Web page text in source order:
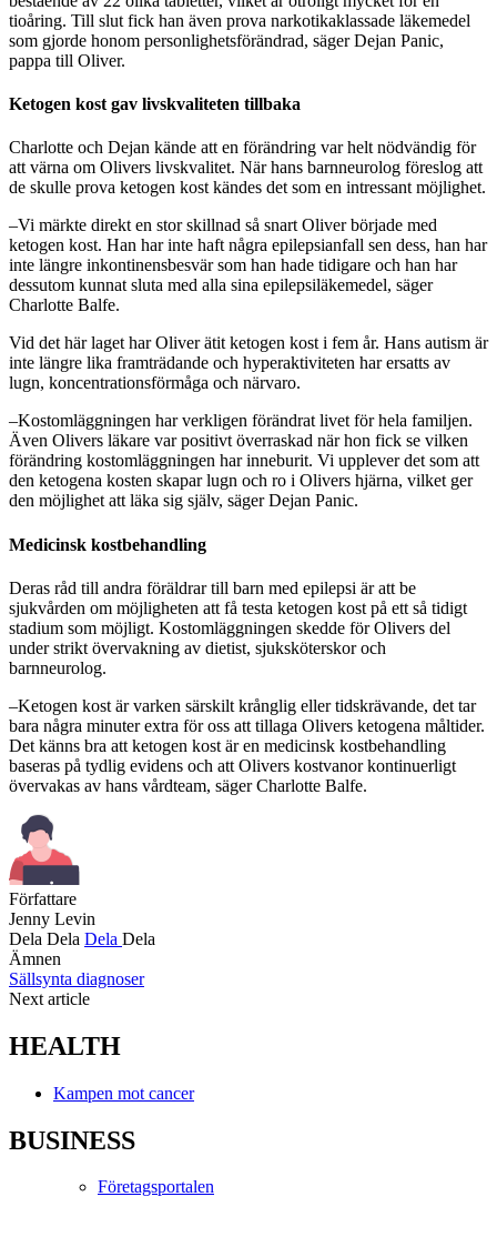
tioåring. Till slut fick han även prova narkotikaklassade läkemedel
som gjorde honom personlighetsförändrad, säger Dejan Panic,
pappa till Oliver.
Ketogen kost gav livskvaliteten tillbaka
Charlotte och Dejan kände att en förändring var helt nödvändig för
att värna om Olivers livskvalitet. När hans barnneurolog föreslog att
de skulle prova ketogen kost kändes det som en intressant möjlighet.
–Vi märkte direkt en stor skillnad så snart Oliver började med
ketogen kost. Han har inte haft några epilepsianfall sen dess, han har
inte längre inkontinensbesvär som han hade tidigare och han har
dessutom kunnat sluta med alla sina epilepsiläkemedel, säger
Charlotte Balfe.
Vid det här laget har Oliver ätit ketogen kost i fem år. Hans autism är
inte längre lika framträdande och hyperaktiviteten har ersatts av
lugn, koncentrationsförmåga och närvaro.
–Kostomläggningen har verkligen förändrat livet för hela familjen.
Även Olivers läkare var positivt överraskad när hon fick se vilken
förändring kostomläggningen har inneburit. Vi upplever det som att
den ketogena kosten skapar lugn och ro i Olivers hjärna, vilket ger
den möjlighet att läka sig själv, säger Dejan Panic.
Medicinsk kostbehandling
Deras råd till andra föräldrar till barn med epilepsi är att be
sjukvården om möjligheten att få testa ketogen kost på ett så tidigt
stadium som möjligt. Kostomläggningen skedde för Olivers del
under strikt övervakning av dietist, sjuksköterskor och
barnneurolog.
–Ketogen kost är varken särskilt krånglig eller tidskrävande, det tar
bara några minuter extra för oss att tillaga Olivers ketogena måltider.
Det känns bra att ketogen kost är en medicinsk kostbehandling
baseras på tydlig evidens och att Olivers kostvanor kontinuerligt
övervakas av hans vårdteam, säger Charlotte Balfe.
Författare
Jenny Levin
Dela Dela Dela Dela
Ämnen
Sällsynta diagnoser
Next article
HEALTH
Kampen mot cancer
BUSINESS
Företagsportalen